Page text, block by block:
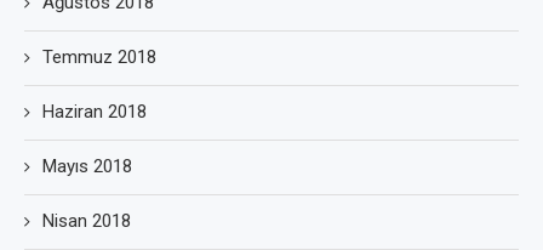
Temmuz 2018
Haziran 2018
Mayıs 2018
Nisan 2018